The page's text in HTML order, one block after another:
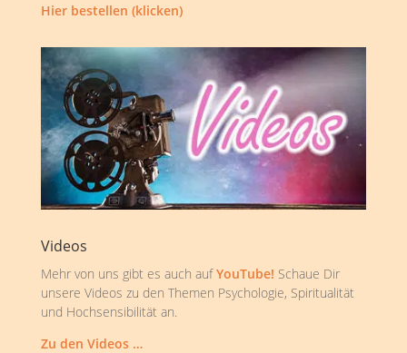
Hier bestellen (klicken)
Videos
Mehr von uns gibt es auch aufYouTube! Schaue Dir
unsere Videos zu den Themen Psychologie, Spiritualität
und Hochsensibilität an.
Zu den Videos …